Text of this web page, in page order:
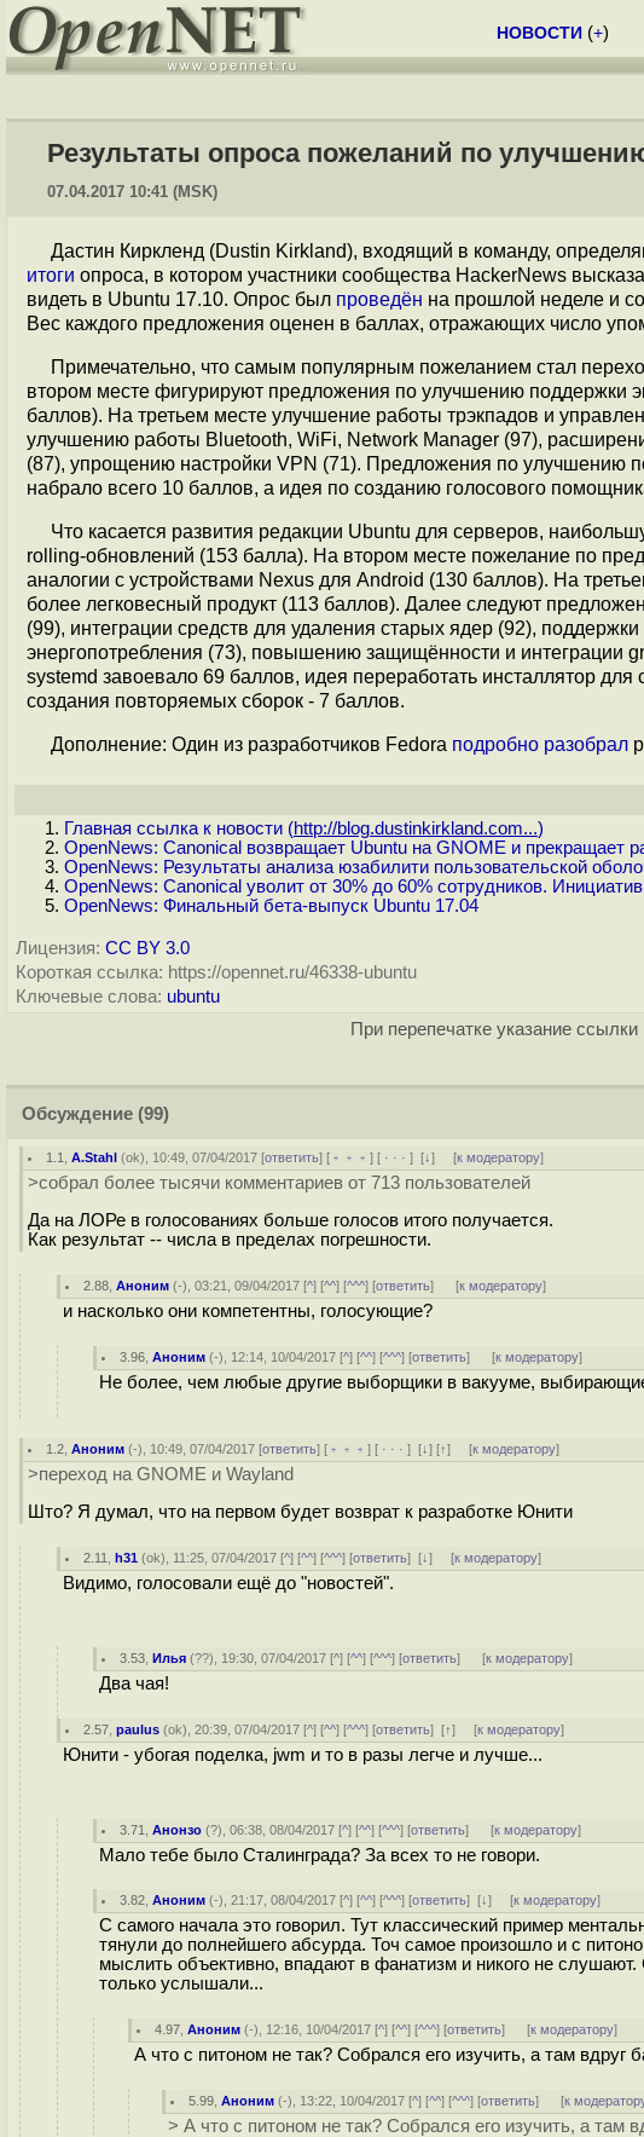
НОВОСТИ (+)
Результаты опроса пожеланий по
07.04.2017 10:41 (MSK)
Дастин Киркленд (Dustin Kirkland), входящий в команду,
итоги опроса, в котором участники сообщества HackerNews
видеть в Ubuntu 17.10. Опрос был проведён на прошлой неделе и
Вес каждого предложения оценен в баллах, отражающих число
Примечательно, что самым популярным пожеланием стал
втором месте фигурируют предложения по улучшению поддержки
баллов). На третьем месте улучшение работы трэкпадов и
улучшению работы Bluetooth, WiFi, Network Manager (97),
(87), упрощению настройки VPN (71). Предложения по улучшению
набрало всего 10 баллов, а идея по созданию голосового
Что касается развития редакции Ubuntu для серверов,
rolling-обновлений (153 балла). На втором месте пожелание по
аналогии с устройствами Nexus для Android (130 баллов). На
более легковесный продукт (113 баллов). Далее следуют
(99), интеграции средств для удаления старых ядер (92),
энергопотребления (73), повышению защищённости и интеграции
systemd завоевало 69 баллов, идея переработать инсталлятор
создания повторяемых сборок - 7 баллов.
Дополнение: Один из разработчиков Fedora подробно разобрал
Главная ссылка к новости (http://blog.dustinkirkland.com...)
OpenNews: Canonical возвращает Ubuntu на GNOME и прекращает
OpenNews: Результаты анализа юзабилити пользовательской
OpenNews: Canonical уволит от 30% до 60% сотрудников.
OpenNews: Финальный бета-выпуск Ubuntu 17.04
Лицензия: CC BY 3.0
Короткая ссылка: https://opennet.ru/46338-ubuntu
Ключевые слова: ubuntu
При перепечатке указание
Обсуждение (99)
1.1 ,A.Stahl (ok), 10:49, 07/04/2017 [ответить] [ ﹢﹢﹢] [ · · ·][↓] [к модератору]
>собрал более тысячи комментариев от 713 пользователей
Да на ЛОРе в голосованиях больше голосов итого получается.
Как результат -- числа в пределах погрешности.
2.88 ,Аноним (-), 03:21, 09/04/2017 [^] [^^] [^^^] [ответить] [к модератору]
и насколько они компетентны, голосующие?
3.96 ,Аноним (-), 12:14, 10/04/2017 [^] [^^] [^^^] [ответить] [к модератору]
Не более, чем любые другие выборщики в вакууме,
1.2 ,Аноним (-), 10:49, 07/04/2017 [ответить] [ ﹢﹢﹢] [ · · ·][↓] [↑] [к модератору]
>переход на GNOME и Wayland
Што? Я думал, что на первом будет возврат к разработке Юнити
2.11 ,h31 (ok), 11:25, 07/04/2017 [^] [^^] [^^^] [ответить][↓] [к модератору]
Видимо, голосовали ещё до "новостей".
3.53 ,Илья (??), 19:30, 07/04/2017 [^] [^^] [^^^] [ответить] [к модератору]
Два чая!
2.57 ,paulus (ok), 20:39, 07/04/2017 [^] [^^] [^^^] [ответить][↑] [к модератору]
Юнити - убогая поделка, jwm и то в разы легче и лучше...
3.71 ,Анонзо (?), 06:38, 08/04/2017 [^] [^^] [^^^] [ответить] [к модератору]
Мало тебе было Сталинграда? За всех то не говори.
3.82 ,Аноним (-), 21:17, 08/04/2017 [^] [^^] [^^^] [ответить][↓] [к модератору]
С самого начала это говорил. Тут классический пример
тянули до полнейшего абсурда. Точ самое произошло и с
мыслить объективно, впадают в фанатизм и никого не
только услышали...
4.97 ,Аноним (-), 12:16, 10/04/2017 [^] [^^] [^^^] [ответить] [к модератору]
А что с питоном не так? Собрался его изучить, а там вдруг
5.99 ,Аноним (-), 13:22, 10/04/2017 [^] [^^] [^^^] [ответить] [к
> А что с питоном не так? Собрался его изучить, а там